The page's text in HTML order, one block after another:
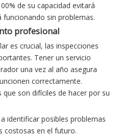
de su capacidad evitará
sin problemas.
profesional
es crucial, las inspecciones
Tener un servicio
una vez al año asegura
correctamente.
que son difíciles de hacer por su
identificar posibles problemas
costosas en el futuro.